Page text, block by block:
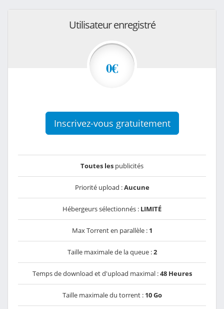
Utilisateur enregistré
0€
Inscrivez-vous gratuitement
Toutes les publicités
Priorité upload :Aucune
Hébergeurs sélectionnés : LIMITÉ
Max Torrent en parallèle : 1
Taille maximale de la queue :2
Temps de download et d'upload maximal :48 Heures
Taille maximale du torrent : 10 Go